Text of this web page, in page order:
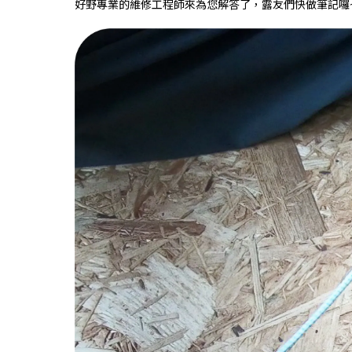
好野專業的維修工程師來為您解答了，露友們快做筆記